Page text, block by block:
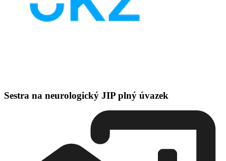
Sestra na neurologický JIP plný úvazek